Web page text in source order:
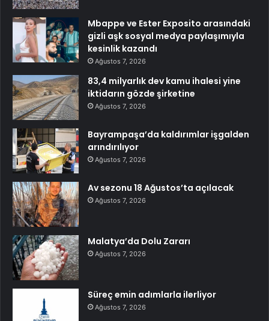
Mbappe ve Ester Exposito arasındaki
gizli aşk sosyal medya paylaşımıyla
kesinlik kazandı
Ağustos 7, 2026
83,4 milyarlık dev kamu ihalesi yine
iktidarın gözde şirketine
Ağustos 7, 2026
Bayrampaşa’da kaldırımlar işgalden
arındırılıyor
Ağustos 7, 2026
Av sezonu 18 Ağustos’ta açılacak
Ağustos 7, 2026
Malatya’da Dolu Zararı
Ağustos 7, 2026
Süreç emin adımlarla ilerliyor
Ağustos 7, 2026